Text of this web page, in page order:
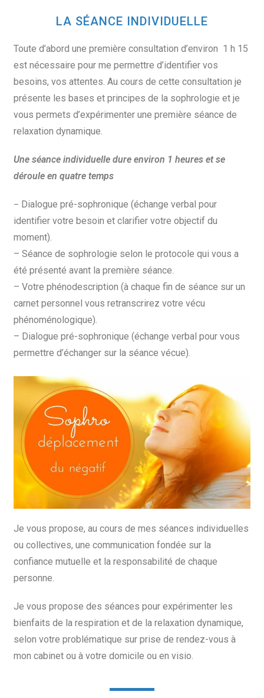
LA SÉANCE INDIVIDUELLE
Toute d’abord une première consultation d’environ 1 h 15
est nécessaire pour me permettre d’identifier vos
besoins, vos attentes. Au cours de cette consultation je
présente les bases et principes de la sophrologie et je
vous permets d’expérimenter une première séance de
relaxation dynamique.
Une séance individuelle dure environ 1 heures et se
déroule en quatre temps
– Dialogue pré-sophronique (échange verbal pour
identifier votre besoin et clarifier votre objectif du
moment).
– Séance de sophrologie selon le protocole qui vous a
été présenté avant la première séance.
– Votre phénodescription (à chaque fin de séance sur un
carnet personnel vous retranscrirez votre vécu
phénoménologique).
– Dialogue pré-sophronique (échange verbal pour vous
permettre d’échanger sur la séance vécue).
Je vous propose, au cours de mes séances individuelles
ou collectives, une communication fondée sur la
confiance mutuelle et la responsabilité de chaque
personne.
Je vous propose des séances pour expérimenter les
bienfaits de la respiration et de la relaxation dynamique,
selon votre problématique sur prise de rendez-vous à
mon cabinet ou à votre domicile ou en visio.